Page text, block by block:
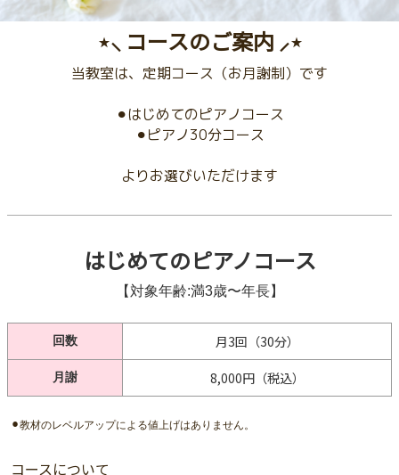
⋆⸜ コースのご案内 ⸝⋆
当教室は、定期コース（お月謝制）です
⚫︎はじめてのピアノコース
⚫︎ピアノ30分コース
よりお選びいただけます
‎はじめてのピアノコース
【対象年齢:満3歳〜年長】
回数 月3回（30分）
月謝 8,000円（税込）
⚫︎教材のレベルアップによる値上げはありません。
コースについて